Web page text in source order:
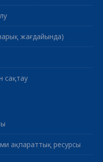
жағдайында)
сақтау
ақпараттық ресурсы